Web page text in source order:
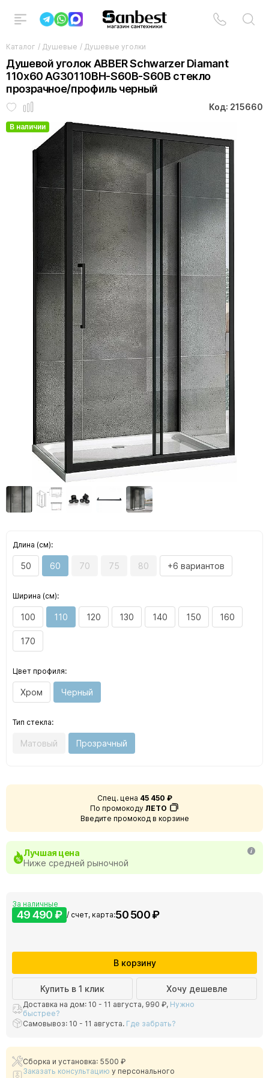
Каталог / Душевые / Душевые уголки
Душевой уголок ABBER Schwarzer Diamant
110х60 AG30110BH-S60B-S60B стекло
прозрачное/профиль черный
Код: 215660
В наличии
Длина (см):
50 60 70 75 80 +6 вариантов
Ширина (см):
100 110 120 130 140 150 160
170
Цвет профиля:
Хром Черный
Тип стекла:
Матовый Прозрачный
Спец. цена 45 450 ₽
По промокоду ЛЕТО
Введите промокод в корзине
Лучшая цена
Ниже средней рыночной
За наличные
49 490 ₽ / счет, карта:50 500 ₽
В корзину
Купить в 1 клик Хочу дешевле
Доставка на дом: 10 - 11 августа, 990 ₽, Нужно
быстрее?
Самовывоз: 10 - 11 августа. Где забрать?
Сборка и установка: 5500 ₽
Заказать консультацию у персонального